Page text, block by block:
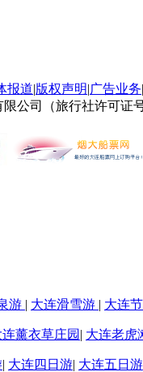
报道|版权声明|广告业务|
公司（旅行社许可证
游 | 大连滑雪游 | 大连
连薰衣草庄园 | 大连老虎
| 大连四日游| 大连五日游